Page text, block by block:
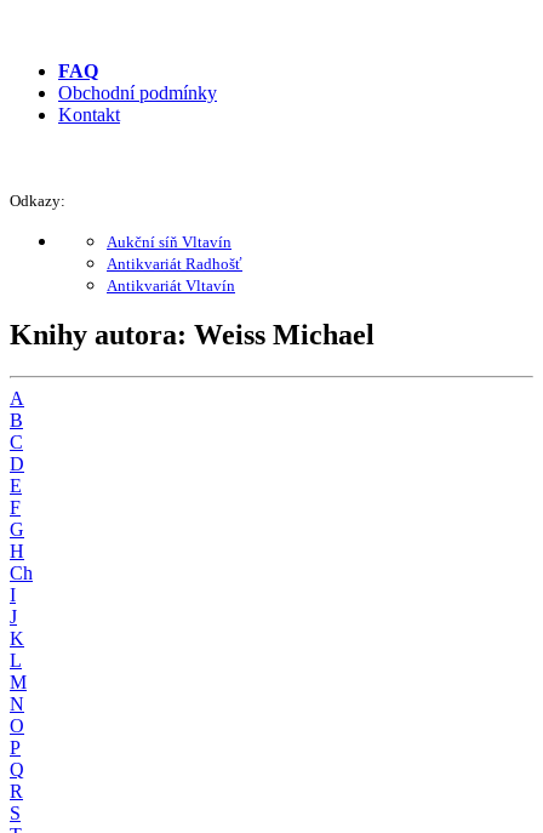
FAQ
Obchodní podmínky
Kontakt
Odkazy:
Aukční síň Vltavín
Antikvariát Radhošť
Antikvariát Vltavín
Knihy autora: Weiss Michael
A
B
C
D
E
F
G
H
Ch
I
J
K
L
M
N
O
P
Q
R
S